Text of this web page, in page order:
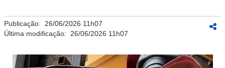
Publicação: 26/06/2026 11h07
Última modificação: 26/06/2026 11h07